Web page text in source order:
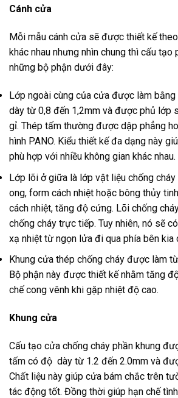
Cánh cửa
Mỗi mẫu cánh cửa sẽ được thiết kế
khác nhau nhưng nhìn chung thì cấu tạo
những bộ phận dưới đây:
Lớp ngoài cùng của cửa được làm
dày từ 0,8 đến 1,2mm và được phủ lớp
gỉ. Thép tấm thường được dập phẳng
hình PANO. Kiểu thiết kế đa dạng này
phù hợp với nhiều không gian khác nhau.
Lớp lõi ở giữa là lớp vật liệu chống
ong, form cách nhiệt hoặc bông thủy
cách nhiệt, tăng độ cứng. Lõi chống
chống cháy trực tiếp. Tuy nhiên, nó sẽ
xạ nhiệt từ ngọn lửa đi qua phía bên kia
Khung cửa thép chống cháy được làm
Bộ phận này được thiết kế nhằm tăng
chế cong vênh khi gặp nhiệt độ cao.
Khung cửa
Cấu tạo cửa chống cháy phần khung
tấm có độ dày từ 1.2 đến 2.0mm và
Chất liệu này giúp cửa bám chắc trên
tác động tốt. Đồng thời giúp hạn chế